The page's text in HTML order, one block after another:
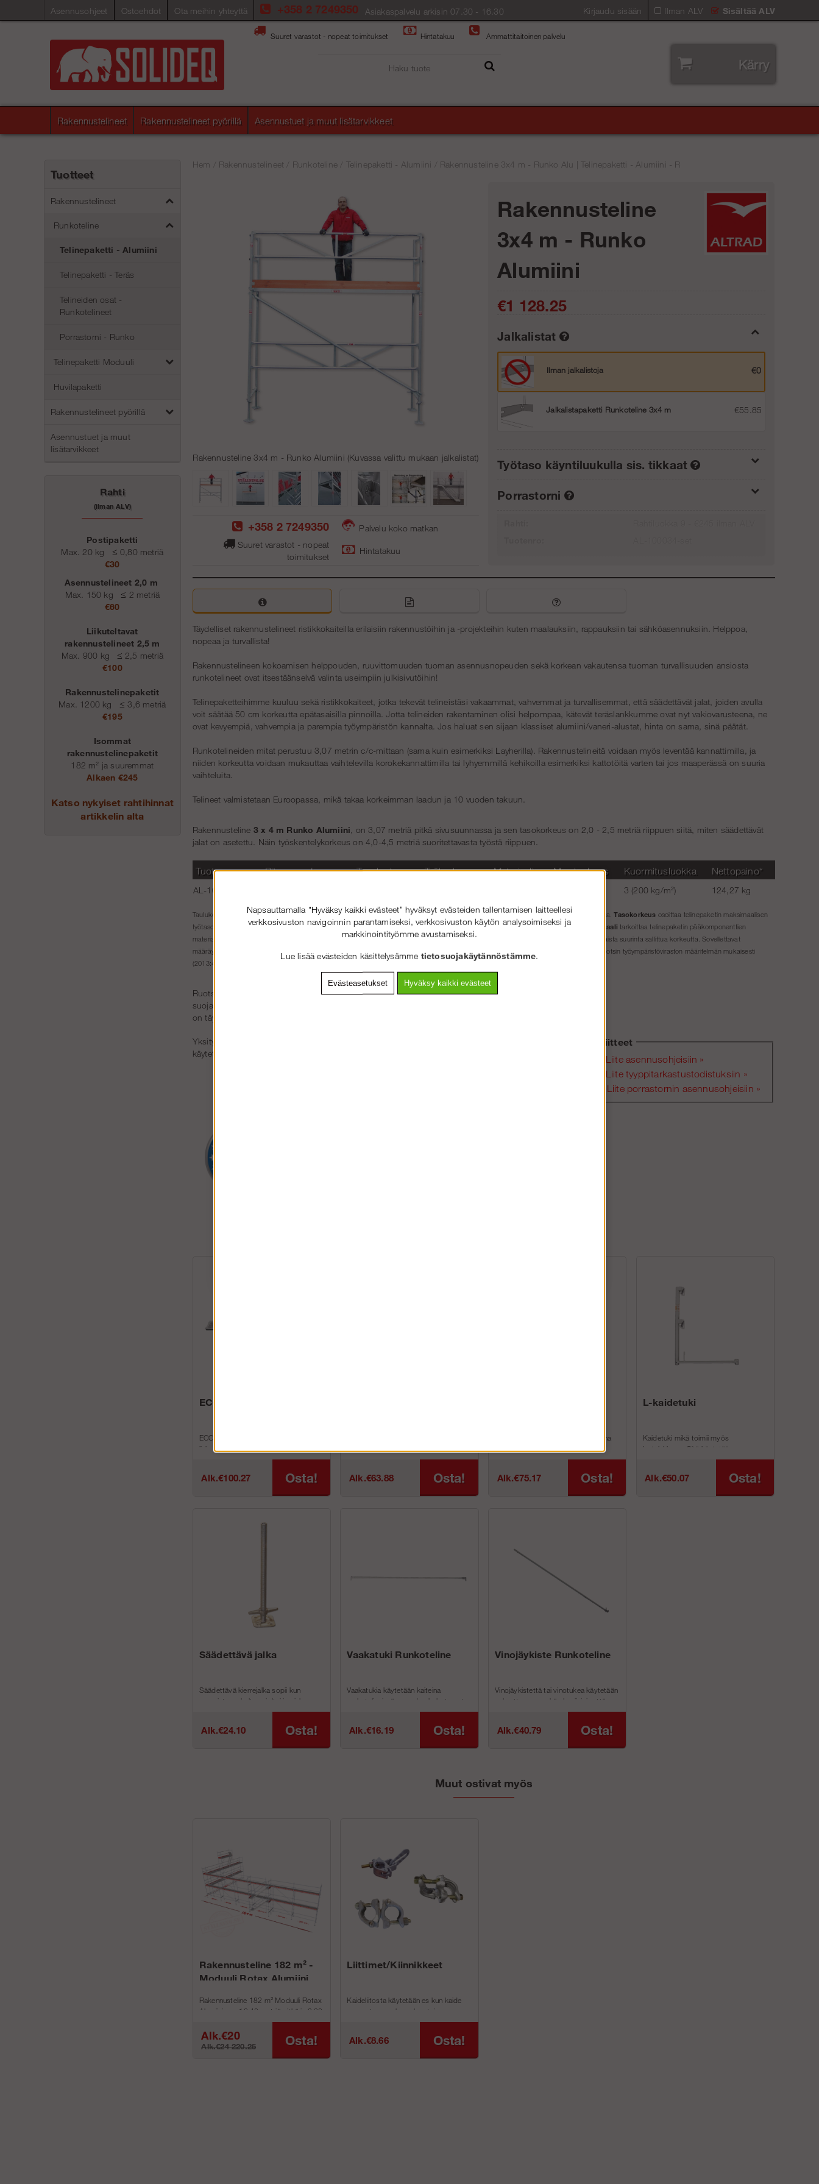
Asennusohjeet Ostoehdot Ota meihin yhteyttä Ilman ALV Sisältää ALV
+358 2 7249350 Asiakaspalvelu arkisin 07.30 - 16.30 Kirjaudu sisään
Suuret varastot - nopeat toimitukset Hintatakuu Ammattitaitoinen palvelu
Kärry
Rakennustelineet Rakennustelineet pyörillä Asennustuet ja muut lisätarvikkeet
Tuotteet
Rakennustelineet
Runkoteline
Telinepaketti - Alumiini
Telinepaketti - Teräs
Telineiden osat -
Runkotelineet
Porrastorni - Runko
Telinepaketti Moduuli
Huvilapaketti
Rakennustelineet pyörillä
Asennustuet ja muut
lisätarvikkeet
Rahti
(ilman ALV)
Postipaketti
Max. 20 kg
≤ 0,80 metriä
€30
Asennustelineet 2,0 m
Max. 150 kg ≤ 2 metriä
€60
Liikuteltavat
rakennustelineet 2,5 m
Max. 900 kg
≤ 2,5 metriä
€100
Rakennustelinepaketit
Max. 1200 kg
≤ 3,6 metriä
€195
Isommat
rakennustelinepaketit
182 m² ja suuremmat
Alkaen €245
Katso nykyiset rahtihinnat
artikkelin alta
Hem Rakennustelineet Runkoteline Telinepaketti - Alumiini Rakennusteline 3x4 m - Runko Alu | Telinepaketti - Alumiini - R
Rakennusteline 3x4 m - Runko Alumiini (Kuvassa valittu mukaan jalkalistat)
+358 2 7249350
Palvelu koko matkan
Suuret varastot - nopeat
toimitukset
Hintatakuu
Rakennusteline
3x4 m - Runko
Alumiini
€1 128.25
Jalkalistat
Ilman jalkalistoja €0
Jalkalistapaketti Runkoteline 3x4 m €55.85
Työtaso käyntiluukulla sis. tikkaat
Ilman nousupakettia (0/1)
Porrastorni
Lisää ostoskoriin
Täydelliset rakennustelineet ristikkokaiteilla erilaisiin rakennustöihin ja -projekteihin kuten maalauksiin, rappauksiin tai sähköasennuksiin. Helppoa,
nopeaa ja turvallista!
Rakennustelineen kokoamisen helppouden, ruuvittomuuden tuoman asennusnopeuden sekä korkean vakautensa tuoman turvallisuuden ansiosta
runkotelineet ovat itsestäänselvä valinta useimpiin julkisivutöihin!
Telinepaketteihimme kuuluu sekä ristikkokaiteet, jotka tekevät telineistäsi vakaammat, vahvemmat ja turvallisemmat, että säädettävät jalat, joiden avulla
voit säätää 50 cm korkeutta epätasaisilla pinnoilla. Jotta telineiden rakentaminen olisi helpompaa, kätevät teräslankkumme ovat nyt vakiovarusteena, ne
ovat kevyempiä, vahvempia ja parempia työympäristön kannalta. Jos haluat sen sijaan klassiset alumiini/vaneri-alustat, hinta on sama, sinä päätät.
Runkotelineiden mitat perustuu 3,07 metrin c/c-mittaan (sama kuin esimerkiksi Layherilla). Rakennustelineitä voidaan myös leventää kannattimilla, ja
niiden korkeutta voidaan mukauttaa vaihtelevilla korokekannattimilla tai lyhyemmillä kehikoilla esimerkiksi kattotöitä varten tai jos maaperässä on suuria
vaihteluita.
Telineet valmistetaan Euroopassa, mikä takaa korkeimman laadun ja 10 vuoden takuun.
Rakennusteline 3 x 4 m Runko Alumiini , on 3,07 metriä pitkä sivusuunnassa ja sen tasokorkeus on 2,0 - 2,5 metriä riippuen siitä, miten säädettävät
jalat on asetettu. Näin työskentelykorkeus on 4,0-4,5 metriä suoritettavasta työstä riippuen.
Tuotenro Pituus Leveys Tasokorkeus Työkorkeus Materiaali Max korkeus Kuormitusluokka Nettopaino*
AL-100034-set 3 (200 kg/m²) 124,27 kg
Taulukon kuvaus: Mitatviittaavat telineen osien keskipisteiden välisiin mittoihin.Nettopainokuvaa peruspaketin painoa ilman lisävarusteita.Tasokorkeus osoittaa telinepaketin maksimaalisen
työtason korkeuden.Työskentelykorkeustarkoittaa odotettua työskentelykorkeutta, mukaanlukien työntekijän pituuden (2,00 m). Materiaali tarkoittaa telinepaketin pääkomponenttien
materiaalia. Jotkin telinepaketin osat voivat olla valmistettu eri materiaalista. Maksimi rakennuskorkeus
tarkoittaa asennusohjeiden mukaista suurinta sallittua korkeutta. Sovellettavat
määräykset voivat rajoittaa todellista sallittua rakennuskorkeutta, ks. Ruotsin työympäristövirasto 2013:4.
Kuormitusluokka
ilmoitetaan Ruotsin työympäristöviraston määritelmän mukaisesti
(2013:4). Sallittu kuormitus on ohjeellinen arvo.
Ruotsin työympäristöviranomaisen vaatimusten (AFS 2013:4) mukaan telineitä on täydennettävä
suojakaiteilla ja kulkutikkailla, jotta niitä voidaan käyttää työskentelyalustana. Laajoissa töissä telineitä
on täydennettävä myös porrastornilla. Tämä on saatavilla yllä olevista vaihtoehdoista.
Yksityishenkilöiden käyttössä, telineen voi pystyttää ilman erityistä lupaa. Jos telineitä kuitenkin
käytetään työpaikalla, telineen pystyttäjän on oltava koulutettu telineasentaja.
Liitteet
Liite asennusohjeisiin »
Liite tyyppitarkastustodistuksiin »
Liite porrastornin asennusohjeisiin »
ECO-terästaso kahvalla
ECO terästaso U-profiili ja reitetyllä
liukumattomalla pinnalla.
Parannettu työympäristö. Kaksi tasoa
Alk.€100.27 Osta!
kaiteina alumiinirunkotelineissä
tasapainoittaakseen telinettä.
Alk.€63.88 Osta!
2 metrin kehyksiä käytetään vakiona
kaikissa runkotelinepaketeissa. 1 ja
0,66 metrin kehyksiä voidaan
Alk.€75.17 Osta!
L-kaidetuki
Kaidetuki mikä toimii myös
lautalukkona. Sitä käytetään
pääasiassa telineidesi ylätasolla sekä
Alk.€50.07 Osta!
Säädettävä jalka
Säädettävä kierrejalka sopii kun
maapinta on kalteva ja/tai jos jalan on
oltava vinossa. Pohjalevyssä on 4 kpl
Alk.€24.10 Osta!
Vaakatuki Runkoteline
Vaakatukia käytetään kaiteina
runkotelineissämme. Jos haluat nostaa
telineesi työtasoa, näitä käytetä...
Alk.€16.19 Osta!
Vinojäykiste Runkoteline
Vinojäykistettä tai vinotukea käytetään
vakauttamaan sekä alumiinisia että
teräksisiä runkotelineit&#...
Alk.€40.79 Osta!
Muut ostivat myös
Rakennusteline 182 m² -
Moduuli Rotax Alumiini
Rakennusteline 182 m² Moduuli Rotax
Alumiinin on 18,42 metriä pitkä ja 9,92
Alk.€20
Alk.€24 220.25 Osta!
Liittimet/Kiinnikkeet
Kaideliitosta käytetään es kun kaide
asennetaan runkoon kun toinen
Alk.€8.66 Osta!
Napsauttamalla "Hyväksy kaikki evästeet" hyväksyt evästeiden tallentamisen laitteellesi
verkkosivuston navigoinnin parantamiseksi, verkkosivuston käytön analysoimiseksi ja
markkinointityömme avustamiseksi.
Lue lisää evästeiden käsittelysämme tietosuojakäytännöstämme.
Evästeasetukset Hyväksy kaikki evästeet